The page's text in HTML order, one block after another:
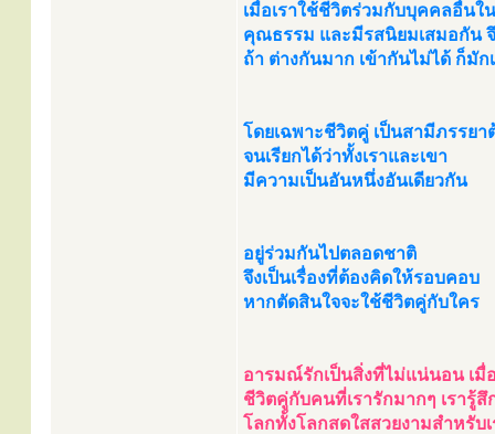
เมื่อเราใช้ชีวิตร่วมกับบุคคลอื่นใ
คุณธรรม และมีรสนิยมเสมอกัน
ถ้า ต่างกันมาก เข้ากันไม่ได้ ก็มั
โดยเฉพาะชีวิตคู่ เป็นสามีภรรย
จนเรียกได้ว่าทั้งเราและเขา
มีความเป็นอันหนึ่งอันเดียวกัน
อยู่ร่วมกันไปตลอดชาติ
จึงเป็นเรื่องที่ต้องคิดให้รอบคอบ
หากตัดสินใจจะใช้ชีวิตคู่กับใคร
อารมณ์รักเป็นสิ่งที่ไม่แน่นอน เมื่
ชีวิตคู่กับคนที่เรารักมากๆ เรารู้
โลกทั้งโลกสดใสสวยงามสำหรับ